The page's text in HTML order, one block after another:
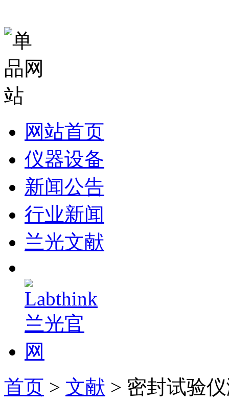
网站首页
仪器设备
新闻公告
行业新闻
兰光文献
首页 > 文献 > 密封试验